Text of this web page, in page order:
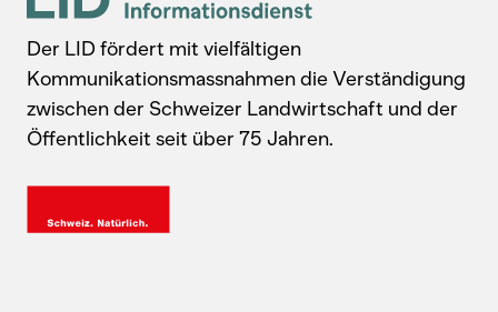
Der LID fördert mit vielfältigen
Kommunikationsmassnahmen die Verständigung
zwischen der Schweizer Landwirtschaft und der
Öffentlichkeit seit über 75 Jahren.